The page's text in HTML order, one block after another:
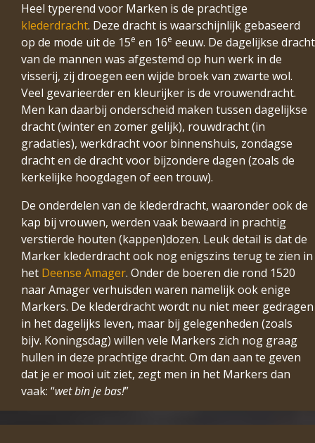
Heel typerend voor Marken is de prachtige
klederdracht. Deze dracht is waarschijnlijk gebaseerd
op de mode uit de 15e en 16e eeuw. De dagelijkse dracht
van de mannen was afgestemd op hun werk in de
visserij, zij droegen een wijde broek van zwarte wol.
Veel gevarieerder en kleurijker is de vrouwendracht.
Men kan daarbij onderscheid maken tussen dagelijkse
dracht (winter en zomer gelijk), rouwdracht (in
gradaties), werkdracht voor binnenshuis, zondagse
dracht en de dracht voor bijzondere dagen (zoals de
kerkelijke hoogdagen of een trouw).
De onderdelen van de klederdracht, waaronder ook de
kap bij vrouwen, werden vaak bewaard in prachtig
verstierde houten (kappen)dozen. Leuk detail is dat de
Marker klederdracht ook nog enigszins terug te zien in
het Deense Amager. Onder de boeren die rond 1520
naar Amager verhuisden waren namelijk ook enige
Markers. De klederdracht wordt nu niet meer gedragen
in het dagelijks leven, maar bij gelegenheden (zoals
bijv. Koningsdag) willen vele Markers zich nog graag
hullen in deze prachtige dracht. Om dan aan te geven
dat je er mooi uit ziet, zegt men in het Markers dan
vaak: “wet bin je bas!”